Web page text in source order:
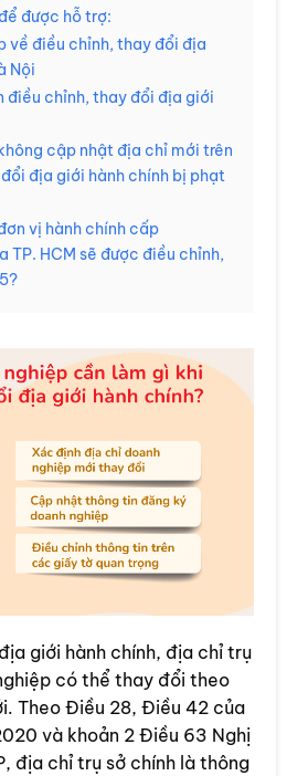
được hỗ trợ:
về điều chỉnh, thay đổi địa
Nội
điều chỉnh, thay đổi địa giới
cập nhật địa chỉ mới trên
địa giới hành chính bị phạt
vị hành chính cấp
TP. HCM sẽ được điều chỉnh,
giới hành chính, địa chỉ trụ
có thể thay đổi theo
Theo Điều 28, Điều 42 của
và khoản 2 Điều 63 Nghị
địa chỉ trụ sở chính là thông